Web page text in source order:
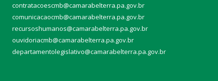
contratacoescmb@camarabelterra.pa.gov.br
comunicacaocmb@camarabelterra.pa.gov.br
recursoshumanos@camarabelterra.pa.gov.br
ouvidoriacmb@camarabelterra.pa.gov.br
departamentolegislativo@camarabelterra.pa.gov.br